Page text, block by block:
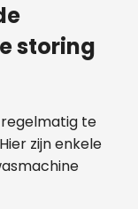
storing
regelmatig te
zijn enkele